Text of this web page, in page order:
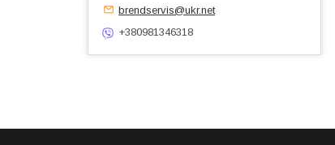
brendservis@ukr.net
+380981346318